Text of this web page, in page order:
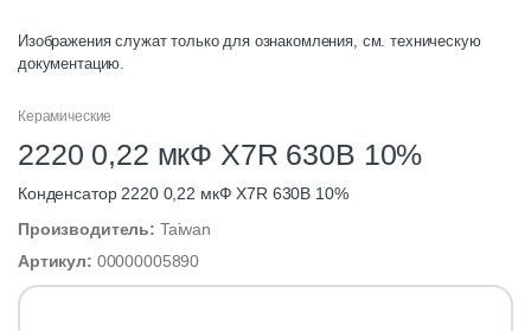
Изображения служат только для ознакомления, см. техническую
документацию.
Керамические
2220 0,22 мкФ X7R 630В 10%
Конденсатор 2220 0,22 мкФ X7R 630В 10%
Производитель: Taiwan
Артикул: 00000005890